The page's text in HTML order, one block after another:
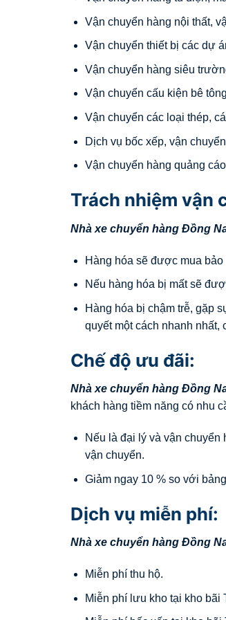
Vận chuyển hàng nội thất,
Vận chuyển thiết bị các dự
Vận chuyển hàng siêu
Vận chuyển cấu kiện bê
Vận chuyển các loại thép,
Dịch vụ bốc xếp, vận
Vận chuyển hàng quảng
Trách nhiệm vận
Nhà xe chuyển hàng Đồng
Hàng hóa sẽ được mua
Nếu hàng hóa bị mất sẽ
Hàng hóa bị chậm trễ, gặp
quyết một cách nhanh nhất,
Chế độ ưu đãi:
Nhà xe chuyển hàng Đồng
khách hàng tiềm năng có nhu
Nếu là đại lý và vận
vận chuyển.
Giảm ngay 10 % so với
Dịch vụ miễn phí:
Nhà xe chuyển hàng Đồng
Miễn phí thu hộ.
Miễn phí lưu kho tại kho bãi